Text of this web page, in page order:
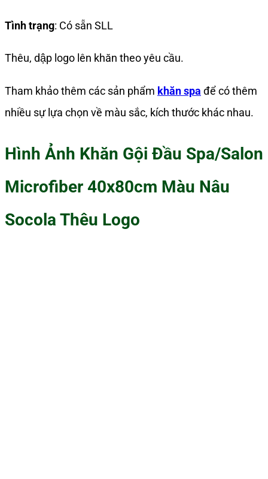
Tình trạng: Có sẵn SLL
Thêu, dập logo lên khăn theo yêu cầu.
Tham khảo thêm các sản phẩm khăn spa để có thêm
nhiều sự lựa chọn về màu sắc, kích thước khác nhau.
Hình Ảnh Khăn Gội Đầu Spa/Salon
Microfiber 40x80cm Màu Nâu
Socola Thêu Logo